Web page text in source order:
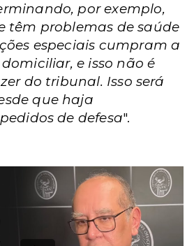
por exemplo,
têm problemas de saúde
especiais cumpram a
e isso não é
do tribunal. Isso será
que haja
de defesa".